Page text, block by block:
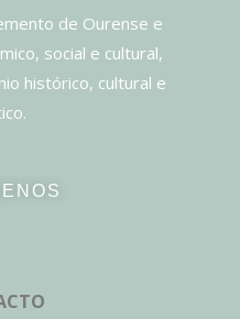
de Ourense e
social e cultural,
histórico, cultural e